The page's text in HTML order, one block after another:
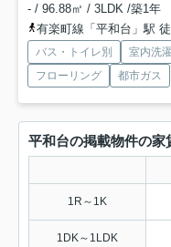
- / 96.88㎡ / 3LDK /築1年
有楽町線「平和台」駅
バス・トイレ別 室内洗
フローリング
都市ガス
平和台の掲載物件の家
1R～1K
1DK～1LDK